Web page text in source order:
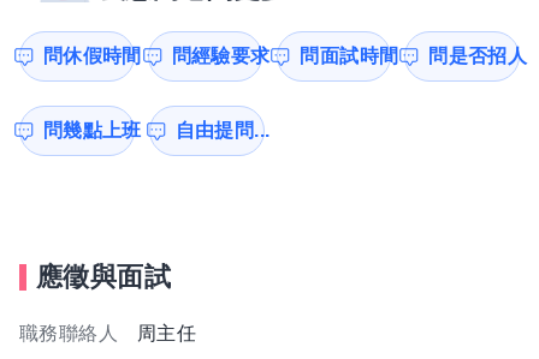
問休假時間 問經驗要求 問面試時間 問是否招人
問幾點上班 自由提問...
應徵與面試
職務聯絡人 周主任